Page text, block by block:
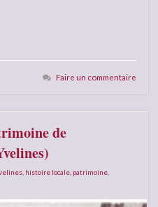
Faire un commentaire
de
histoire locale patrimoine